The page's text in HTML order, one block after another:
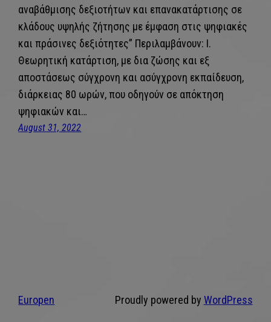
αναβάθμισης δεξιοτήτων και επανακατάρτισης σε
κλάδους υψηλής ζήτησης με έμφαση στις ψηφιακές
και πράσινες δεξιότητες” Περιλαμβάνουν: I.
Θεωρητική κατάρτιση, με δια ζώσης και εξ
αποστάσεως σύγχρονη και ασύγχρονη εκπαίδευση,
διάρκειας 80 ωρών, που οδηγούν σε απόκτηση
ψηφιακών και…
August 31, 2022
Europen Proudly powered by WordPress